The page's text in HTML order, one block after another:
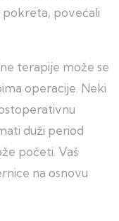
povećali
terapije može se
operacije. Neki
duži period
početi. Vaš
na osnovu